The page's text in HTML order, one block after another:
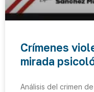
Crímenes
mirada
Análisis del crimen